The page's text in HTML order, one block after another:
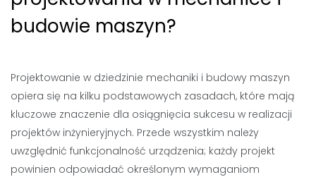
budowie maszyn?
Projektowanie w dziedzinie mechaniki i budowy maszyn
opiera się na kilku podstawowych zasadach, które mają
kluczowe znaczenie dla osiągnięcia sukcesu w realizacji
projektów inżynieryjnych. Przede wszystkim należy
uwzględnić funkcjonalność urządzenia; każdy projekt
powinien odpowiadać określonym wymaganiom